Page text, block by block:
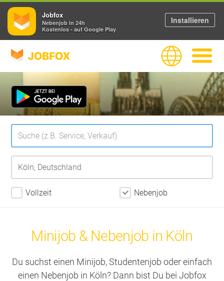
JOBFOX Sprache
Vollzeit Nebenjob
Minijob & Nebenjob in Köln
Du suchst einen Minijob, Studentenjob oder einfach
einen Nebenjob in Köln? Dann bist Du bei Jobfox
Jobfox
Nebenjob in 24h
Kostenlos - auf Google Play
Installieren